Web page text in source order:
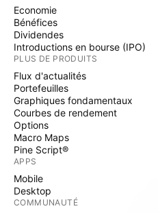
Economie
Bénéfices
Dividendes
Introductions en bourse (IPO)
PLUS DE PRODUITS
Flux d'actualités
Portefeuilles
Graphiques fondamentaux
Courbes de rendement
Options
Macro Maps
Pine Script®
APPS
Mobile
Desktop
COMMUNAUTÉ